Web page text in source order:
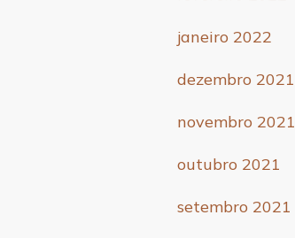
janeiro 2022
dezembro 2021
novembro 2021
outubro 2021
setembro 2021